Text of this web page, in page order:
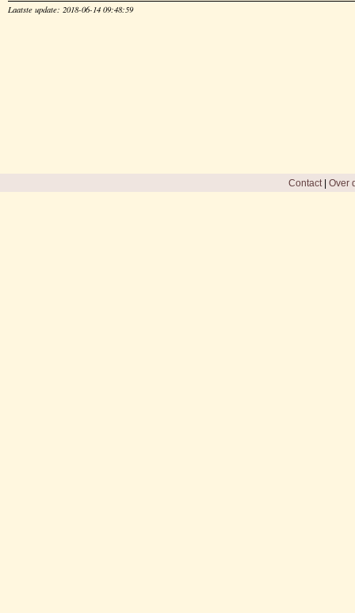
Laatste update: 2018-06-14 09:48:59
Contact| Over